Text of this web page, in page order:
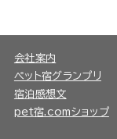
会社案内
ペット宿グランプリ
宿泊感想文
pet宿.comショップ